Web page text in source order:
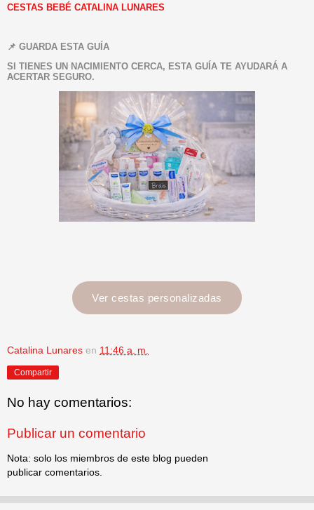
CESTAS BEBÉ CATALINA LUNARES
📌 GUARDA ESTA GUÍA
SI TIENES UN NACIMIENTO CERCA, ESTA GUÍA TE AYUDARÁ A
ACERTAR SEGURO.
Ver cestas personalizadas
Catalina Lunares en 11:46 a. m.
Compartir
No hay comentarios:
Publicar un comentario
Nota: solo los miembros de este blog pueden
publicar comentarios.